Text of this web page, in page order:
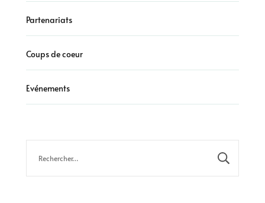
Partenariats
Coups de coeur
Evénements